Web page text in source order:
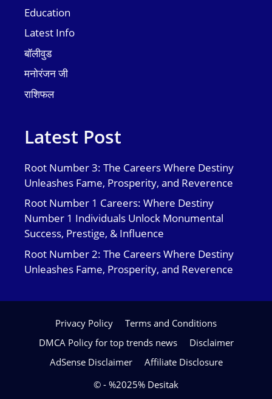
Education
Latest Info
बॉलीवुड
मनोरंजन जी
राशिफल
Latest Post
Root Number 3: The Careers Where Destiny
Unleashes Fame, Prosperity, and Reverence
Root Number 1 Careers: Where Destiny
Number 1 Individuals Unlock Monumental
Success, Prestige, & Influence
Root Number 2: The Careers Where Destiny
Unleashes Fame, Prosperity, and Reverence
Privacy Policy
Terms and Conditions
DMCA Policy for top trends news
Disclaimer
AdSense Disclaimer
Affiliate Disclosure
© - %2025% Desitak